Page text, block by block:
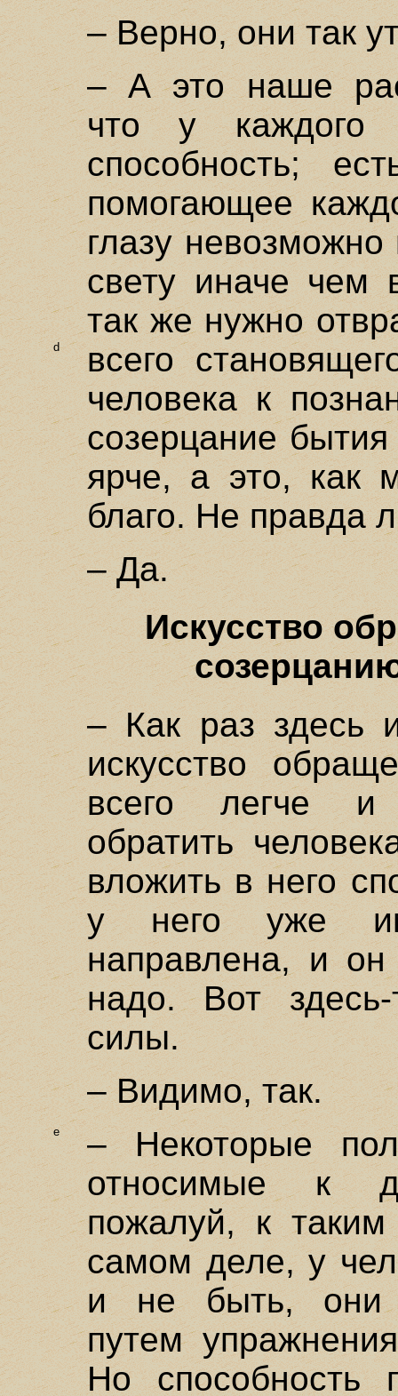
– Верно, они так
– А это наше
что у
способность;
помогающее
глазу невозможно
свету иначе чем
так же нужно
всего
d
человека к
созерцание
ярче, а это, как
благо. Не правда
– Да.
Искусство
– Как раз здесь
искусство
всего легче и
обратить
вложить в него
у него уже
направлена, и
надо. Вот
силы.
– Видимо, так.
е
– Некоторые
относимые к
пожалуй, к
самом деле, у
и не быть, они
путем
Но способность